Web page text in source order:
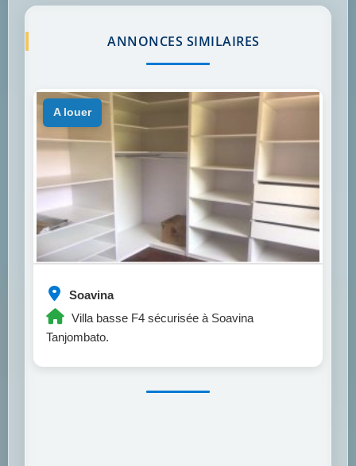
ANNONCES SIMILAIRES
Soavina
Villa basse F4 sécurisée à Soavina
Tanjombato.
a louer